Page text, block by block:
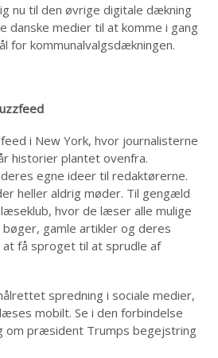
nu til den øvrige digitale dækning
danske medier til at komme i gang
for kommunalvalgsdækningen.
i New York, hvor journalisterne
historier plantet ovenfra.
egne ideer til redaktørerne.
heller aldrig møder. Til gengæld
hvor de læser alle mulige
gamle artikler og deres
få sproget til at sprudle af
spredning i sociale medier,
mobilt. Se i den forbindelse
om præsident Trumps begejstring